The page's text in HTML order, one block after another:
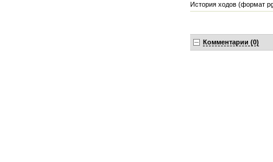
История ходов (формат
Комментарии (0)